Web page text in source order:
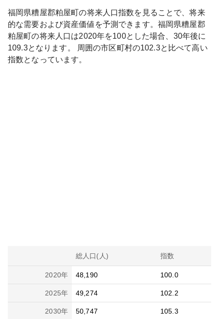
福岡県糟屋郡粕屋町の将来人口指数を見ることで、将来
的な需要および資産価値を予測できます。 福岡県糟屋郡
粕屋町の将来人口は2020年を100とした場合、30年後に
109.3となります。 周囲の市区町村の102.3と比べて高い
指数となっています。
総人口(人) 指数
2020年 48,190 100.0
2025年 49,274 102.2
2030年 50,747 105.3